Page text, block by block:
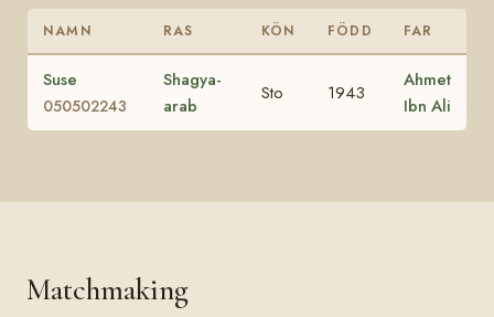
NAMN RAS KÖN FÖDD FAR
Suse
050502243
Shagya-
arab
Sto 1943
Ahmet
Ibn Ali
Matchmaking